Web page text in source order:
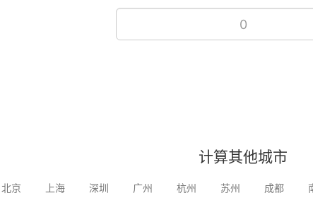
计算其他城市
北京 上海 深圳 广州 杭州 苏州 成都